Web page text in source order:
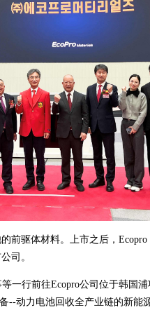
前驱体材料。上市之后，
司。
一行前往Ecopro公司位于韩国
--动力电池回收全产业链的新能